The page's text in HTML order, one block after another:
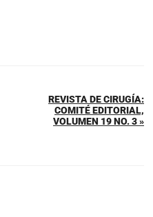
REVISTA DE CIRUGÍA:
COMITÉ EDITORIAL,
VOLUMEN 19 NO. 3 »